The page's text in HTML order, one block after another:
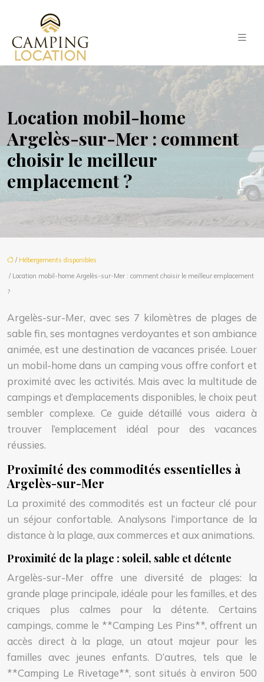
Location mobil-home
Argelès-sur-Mer : comment
choisir le meilleur
emplacement ?
/ Hébergements disponibles
/ Location mobil-home Argelès-sur-Mer : comment choisir le meilleur emplacement
?
Argelès-sur-Mer, avec ses 7 kilomètres de plages de
sable fin, ses montagnes verdoyantes et son ambiance
animée, est une destination de vacances prisée. Louer
un mobil-home dans un camping vous offre confort et
proximité avec les activités. Mais avec la multitude de
campings et d’emplacements disponibles, le choix peut
sembler complexe. Ce guide détaillé vous aidera à
trouver l’emplacement idéal pour des vacances
réussies.
Proximité des commodités essentielles à
Argelès-sur-Mer
La proximité des commodités est un facteur clé pour
un séjour confortable. Analysons l’importance de la
distance à la plage, aux commerces et aux animations.
Proximité de la plage : soleil, sable et détente
Argelès-sur-Mer offre une diversité de plages: la
grande plage principale, idéale pour les familles, et des
criques plus calmes pour la détente. Certains
campings, comme le **Camping Les Pins**, offrent un
accès direct à la plage, un atout majeur pour les
familles avec jeunes enfants. D’autres, tels que le
**Camping Le Rivetage**, sont situés à environ 500